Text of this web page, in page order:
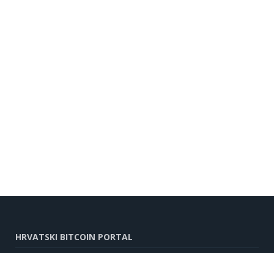
HRVATSKI BITCOIN PORTAL